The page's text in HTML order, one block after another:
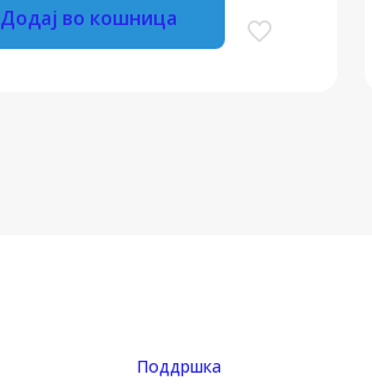
Додај во кошница
Поддршка